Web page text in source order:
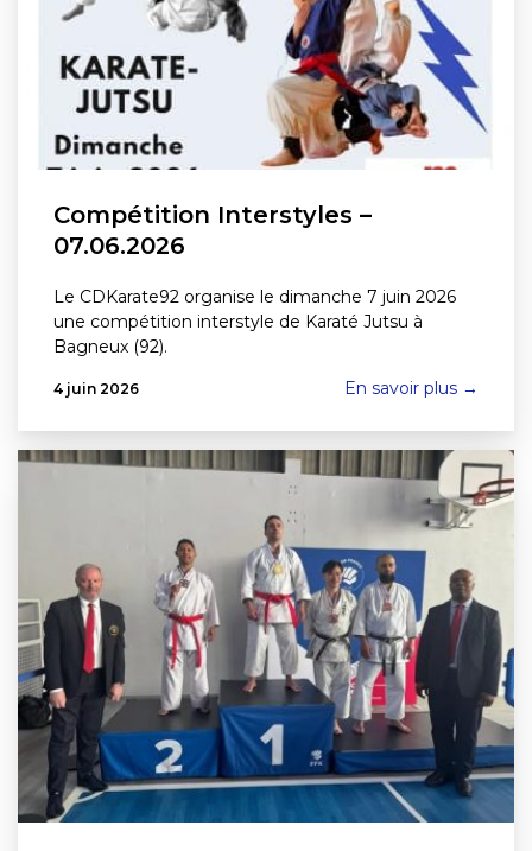
Compétition Interstyles –
07.06.2026
Le CDKarate92 organise le dimanche 7 juin 2026
une compétition interstyle de Karaté Jutsu à
Bagneux (92).
4 juin 2026 En savoir plus →